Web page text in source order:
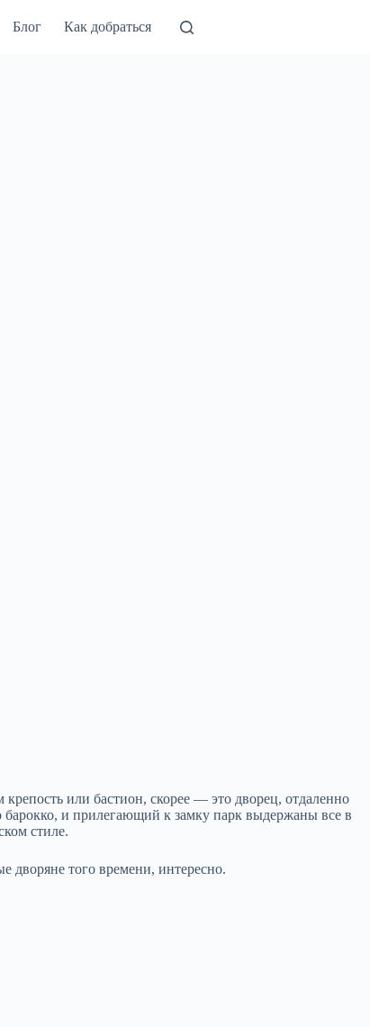
Блог Как добраться
или бастион, скорее — это дворец, отдаленно
и прилегающий к замку парк выдержаны все в
стиле.
дворяне того времени, интересно.